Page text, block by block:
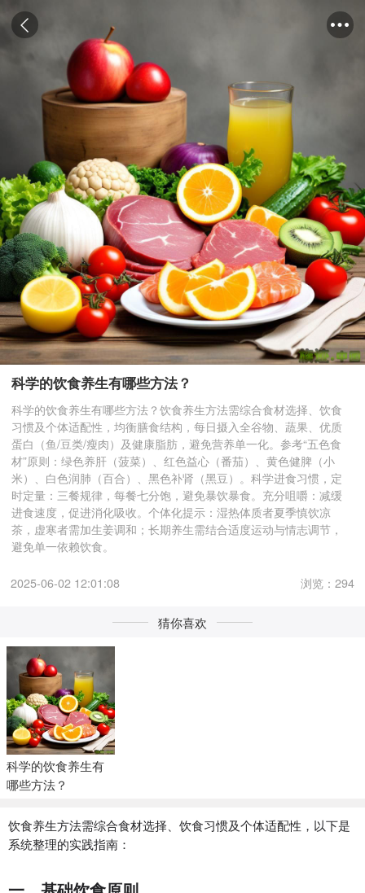
科学的饮食养生有哪些方法？
科学的饮食养生有哪些方法？饮食养生方法需综合食材选择、饮食
习惯及个体适配性，均衡膳食结构‌，每日摄入全谷物、蔬果、优质
蛋白（鱼/豆类/瘦肉）及健康脂肪，避免营养单一化。参考“五色食
材”原则：绿色养肝（菠菜）、红色益心（番茄）、黄色健脾（小
米）、白色润肺（百合）、黑色补肾（黑豆）。科学进食习惯‌，定
时定量：三餐规律，每餐七分饱，避免暴饮暴食。充分咀嚼：减缓
进食速度，促进消化吸收。个体化提示‌：湿热体质者夏季慎饮凉
茶，虚寒者需加生姜调和；长期养生需结合适度运动与情志调节，
避免单一依赖饮食。
2025-06-02 12:01:08 浏览：294
猜你喜欢
科学的饮食养生有
哪些方法？
饮食养生方法需综合食材选择、饮食习惯及个体适配性，以下是
系统整理的实践指南：